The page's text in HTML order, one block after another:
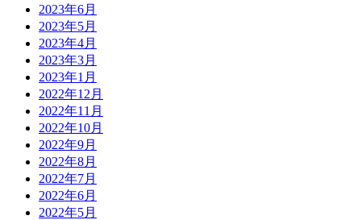
2023年6月
2023年5月
2023年4月
2023年3月
2023年1月
2022年12月
2022年11月
2022年10月
2022年9月
2022年8月
2022年7月
2022年6月
2022年5月